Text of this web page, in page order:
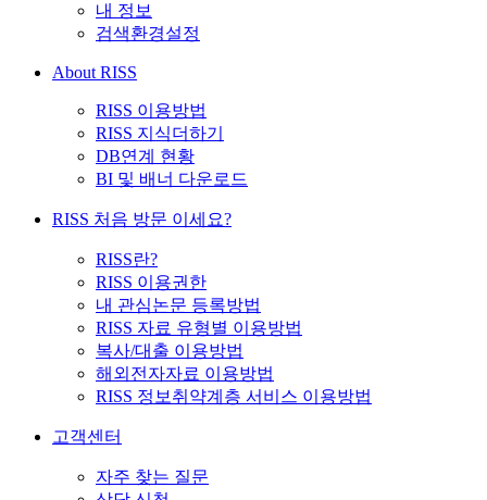
내 정보
검색환경설정
About RISS
RISS 이용방법
RISS 지식더하기
DB연계 현황
BI 및 배너 다운로드
RISS 처음 방문 이세요?
RISS란?
RISS 이용권한
내 관심논문 등록방법
RISS 자료 유형별 이용방법
복사/대출 이용방법
해외전자자료 이용방법
RISS 정보취약계층 서비스 이용방법
고객센터
자주 찾는 질문